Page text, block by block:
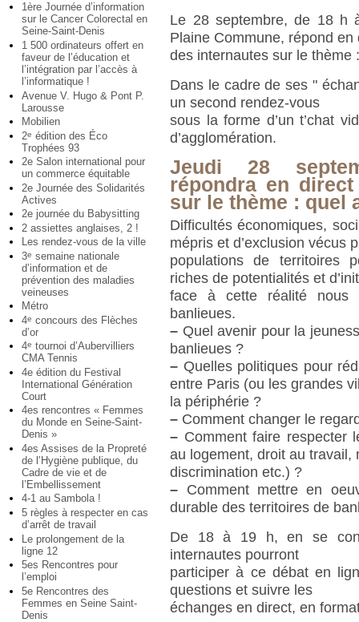
1ère Journée d’information
sur le Cancer Colorectal en
Seine-Saint-Denis
1 500 ordinateurs offert en
faveur de l’éducation et
l’intégration par l’accès à
l’informatique !
Avenue V. Hugo & Pont P.
Larousse
Mobilien
2e édition des Éco
Trophées 93
2e Salon international pour
un commerce équitable
2e Journée des Solidarités
Actives
2e journée du Babysitting
2 assiettes anglaises, 2 !
Les rendez-vous de la ville
3e semaine nationale
d’information et de
prévention des maladies
veineuses
Métro
4e concours des Flèches
d’or
4e tournoi d’Aubervilliers
CMA Tennis
4e édition du Festival
International Génération
Court
4es rencontres « Femmes
du Monde en Seine-Saint-
Denis »
4es Assises de la Propreté
de l’Hygiène publique, du
Cadre de vie et de
l’Embellissement
4-1 au Sambola !
5 règles à respecter en cas
d’arrêt de travail
Le prolongement de la
ligne 12
5es Rencontres pour
l’emploi
5e Rencontres des
Femmes en Seine Saint-
Denis
Le 28 septembre, de 18 h
Plaine Commune, répond
des internautes sur le thème
Dans le cadre de ses "
un second rendez-vous
sous la forme d’un t’chat
d’agglomération.
Jeudi 28
répondra en
sur le thème : quel
Difficultés économiques,
mépris et d’exclusion vécus
populations de territoires
riches de potentialités et
face à cette réalité nous
banlieues.
– Quel avenir pour la
banlieues ?
– Quelles politiques pour
entre Paris (ou les grandes
la périphérie ?
– Comment changer le
– Comment faire respecter
au logement, droit au travail,
discrimination etc.) ?
– Comment mettre en
durable des territoires de
De 18 à 19 h, en se
internautes pourront
participer à ce débat en
questions et suivre les
échanges en direct, en